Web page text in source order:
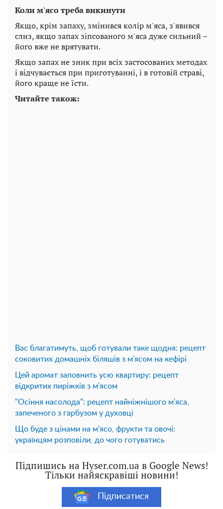
Коли м'ясо треба викинути
Якщо, крім запаху, змінився колір м'яса, з'явився
слиз, якщо запах зіпсованого м'яса дуже сильний –
його вже не врятувати.
Якщо запах не зник при всіх застосованих методах
і відчувається при приготуванні, і в готовій страві,
його краще не їсти.
Читайте також:
Вас благатимуть, щоб готували таке щодня: рецепт
соковитих домашніх біляшів з м'ясом на кефірі
Цей аромат заповнить усю квартиру: рецепт
відкритих пиріжків з м'ясом
"Осіння насолода": рецепт найніжнішого м'яса,
запеченого з гарбузом у духовці
Що буде з цінами на м'ясо, фрукти та овочі:
українцям розповіли, до чого готуватись
Підпишись на Hyser.com.ua в Google News!
Тільки найяскравіші новини!
Підписатися